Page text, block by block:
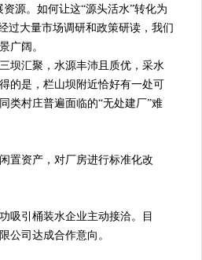
源。如何让这“源头活水”转化为
过大量市场调研和政策研读，我们
广阔。
汇聚，水源丰沛且质优，采水
的是，栏山坝附近恰好有一处可
类村庄普遍面临的“无处建厂”难
资产，对厂房进行标准化改
引桶装水企业主动接洽。目
公司达成合作意向。